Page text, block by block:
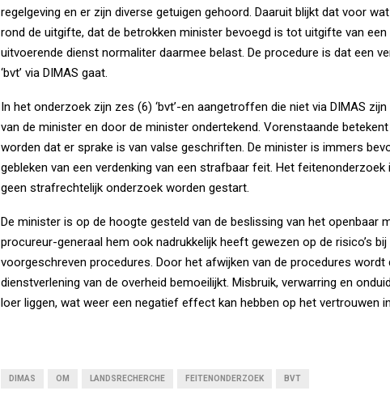
regelgeving en er zijn diverse getuigen gehoord. Daaruit blijkt dat voor
rond de uitgifte, dat de betrokken minister bevoegd is tot uitgifte van een
uitvoerende dienst normaliter daarmee belast. De procedure is dat een
‘bvt’ via DIMAS gaat.
In het onderzoek zijn zes (6) ‘bvt’-en aangetroffen die niet via DIMAS
van de minister en door de minister ondertekend. Vorenstaande
worden dat er sprake is van valse geschriften. De minister is immers
gebleken van een verdenking van een strafbaar feit. Het
geen strafrechtelijk onderzoek worden gestart.
De minister is op de hoogte gesteld van de beslissing van het openbaar
procureur-generaal hem ook nadrukkelijk heeft gewezen op de risico’s
voorgeschreven procedures. Door het afwijken van de procedures
dienstverlening van de overheid bemoeilijkt. Misbruik, verwarring en
loer liggen, wat weer een negatief effect kan hebben op het vertrouwen
DIMAS OM LANDSRECHERCHE FEITENONDERZOEK BVT